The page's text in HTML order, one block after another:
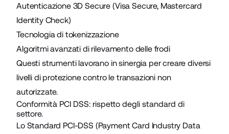
Autenticazione 3D Secure (Visa Secure, Mastercard
Identity Check)
Tecnologia di tokenizzazione
Algoritmi avanzati di rilevamento delle frodi
Questi strumenti lavorano in sinergia per creare diversi
livelli di protezione contro le transazioni non
autorizzate.
Conformità PCI DSS: rispetto degli standard di
settore.
Lo Standard PCI-DSS (Payment Card Industry Data